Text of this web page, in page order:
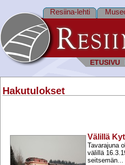
ETUSIVU
Resiina-lehti
Hakutulokset
Välillä
Tavarajuna
välillä
seitsemän...